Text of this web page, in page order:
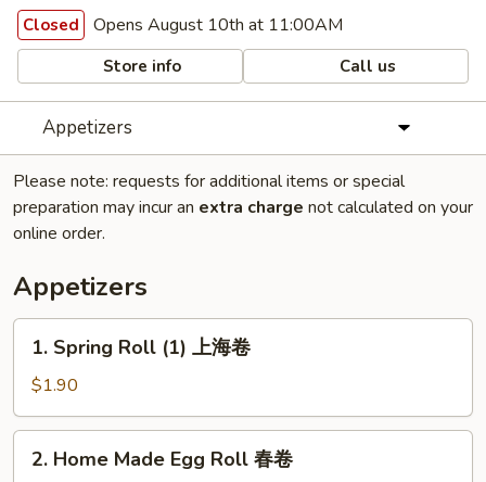
Closed Opens August 10th at 11:00AM
Store info Call us
Appetizers
Please note: requests for additional items or special
preparation may incur an extra charge not calculated on your
online order.
Appetizers
Spring
Roll
(1)
上
1. Spring Roll (1) 上海卷
$1.90
Home
2. Home Made Egg Roll 春卷